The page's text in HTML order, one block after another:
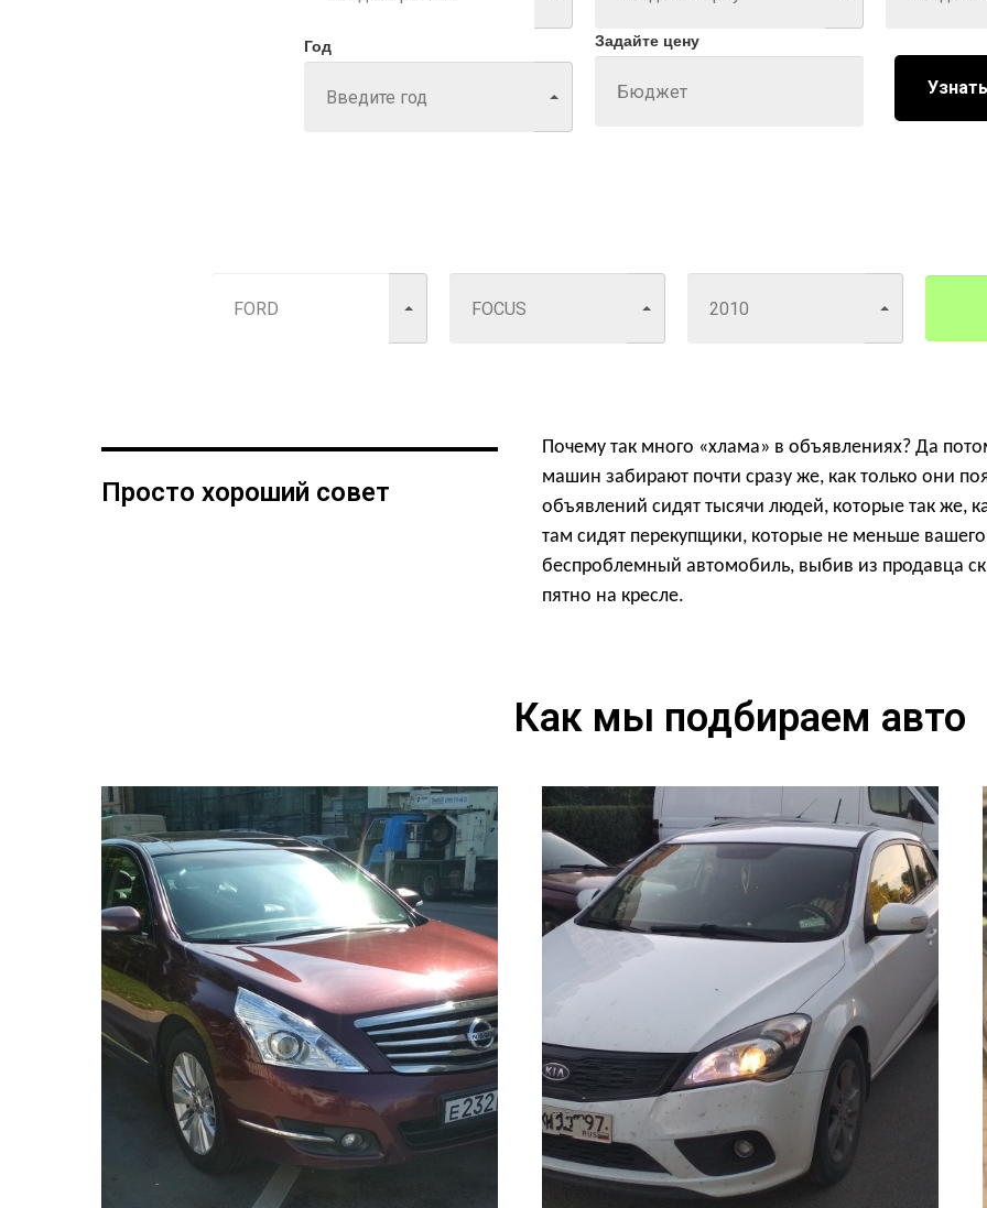
Год Задайте цену
Просто хороший совет
Почему так много «хлама» в объявлениях? Да
машин забирают почти сразу же, как только они
объявлений сидят тысячи людей, которые так же,
там сидят перекупщики, которые не меньше
беспроблемный автомобиль, выбив из продавца
пятно на кресле.
Как мы подбираем авто